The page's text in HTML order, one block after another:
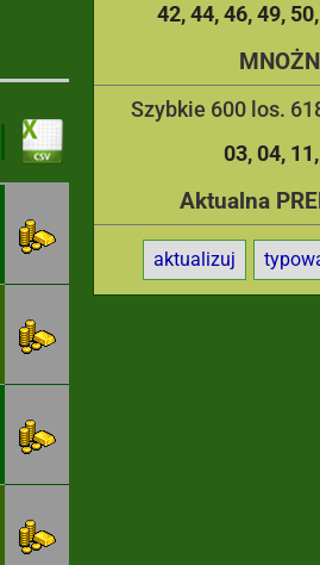
42 44 46 49 50
Szybkie 600 los.
03 04 11
Aktualna
aktualizuj